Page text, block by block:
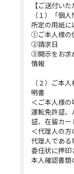
【ご送付いた
（１）「個
所定の用紙に
①ご本人様の
②請求日
③開示をお求
情報
（２）ご本
明書
＜ご本人様の
運転免許証
証、在留カ
＜代理人の方
代理人である
委任状に押印
本人確認書類